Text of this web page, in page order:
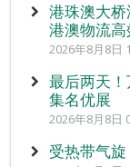
港珠澳大
港澳物流高
2026年8月8日
最后两天
集名优展
2026年8月8日
受热带气